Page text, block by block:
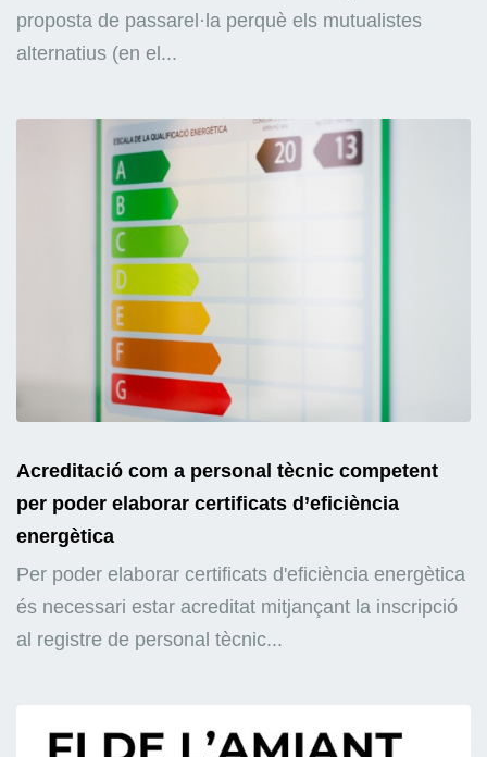
proposta de passarel·la perquè els mutualistes
alternatius (en el...
Acreditació com a personal tècnic competent
per poder elaborar certificats d’eficiència
energètica
Per poder elaborar certificats d'eficiència energètica
és necessari estar acreditat mitjançant la inscripció
al registre de personal tècnic...